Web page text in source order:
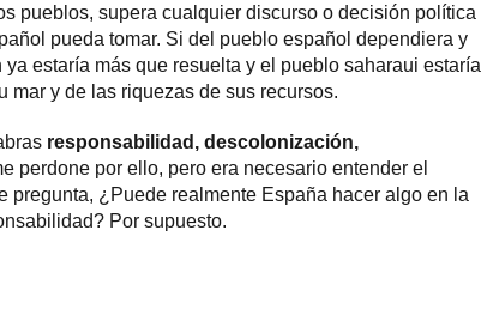
pueblos, supera cualquier discurso o decisión política
pueda tomar. Si del pueblo español dependiera y
estaría más que resuelta y el pueblo saharaui estaría
mar y de las riquezas de sus recursos.
responsabilidad, descolonización,
perdone por ello, pero era necesario entender el
pregunta, ¿Puede realmente España hacer algo en la
Por supuesto.